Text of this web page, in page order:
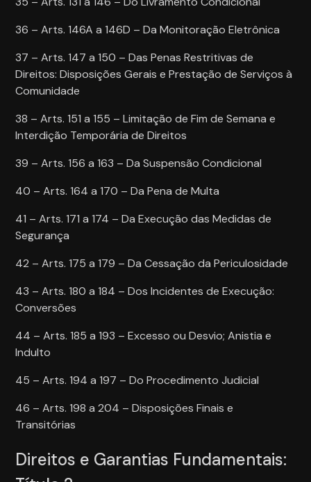
36 – Arts. 146A a 146D – Da Monitoração Eletrônica
37 – Arts. 147 a 150 – Das Penas Restritivas de
Direitos: Disposições Gerais e Prestação de Serviços à
Comunidade
38 – Arts. 151 a 155 – Limitação de Fim de Semana e
Interdição Temporária de Direitos
39 – Arts. 156 a 163 – Da Suspensão Condicional
40 – Arts. 164 a 170 – Da Pena de Multa
41 – Arts. 171 a 174 – Da Execução das Medidas de
Segurança
42 – Arts. 175 a 179 – Da Cessação da Periculosidade
43 – Arts. 180 a 184 – Dos Incidentes de Execução:
Conversões
44 – Arts. 185 a 193 – Excesso ou Desvio; Anistia e
Indulto
45 – Arts. 194 a 197 – Do Procedimento Judicial
46 – Arts. 198 a 204 – Disposições Finais e
Transitórias
Direitos e Garantias Fundamentais: